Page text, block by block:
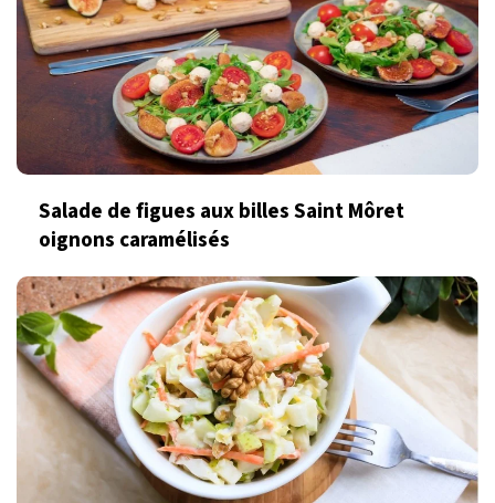
Salade de figues aux billes Saint Môret
oignons caramélisés